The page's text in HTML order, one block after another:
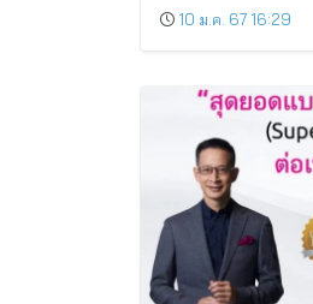
10 ม.ค. 67 16:29